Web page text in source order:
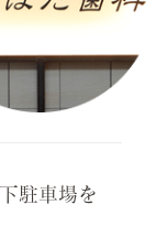
駐車場を